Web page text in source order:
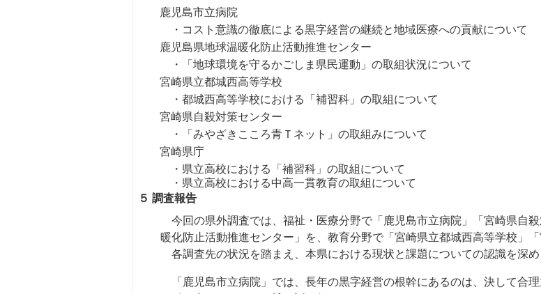
鹿児島市立病院
・コスト意識の徹底による黒字経営の継続と地域医療への貢献について
鹿児島県地球温暖化防止活動推進センター
・「地球環境を守るかごしま県民運動」の取組状況について
宮崎県立都城西高等学校
・都城西高等学校における「補習科」の取組について
宮崎県自殺対策センター
・「みやざきこころ青Ｔネット」の取組みについて
宮崎県庁
・県立高校における「補習科」の取組について
・県立高校における中高一貫教育の取組について
５ 調査報告
今回の県外調査では、福祉・医療分野で「鹿児島市立病院」「宮崎県自
暖化防止活動推進センター」を、教育分野で「宮崎県立都城西高等学校」
各調査先の状況を踏まえ、本県における現状と課題についての認識を深め
「鹿児島市立病院」では、長年の黒字経営の根幹にあるのは、決して合